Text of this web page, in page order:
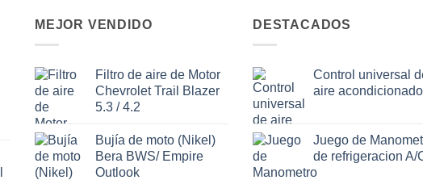
MEJOR VENDIDO
Filtro de aire de Motor
Chevrolet Trail Blazer
5.3 / 4.2
Bujía de moto (Nikel)
Bera BWS/ Empire
Outlook
DESTACADOS
Control universal
aire acondicionado
Juego de
de refrigeracion A/